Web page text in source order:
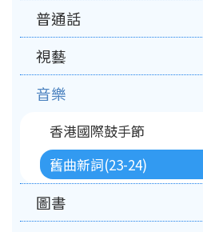
普通話
視藝
音樂
香港國際鼓手節
舊曲新詞(23-24)
圖書